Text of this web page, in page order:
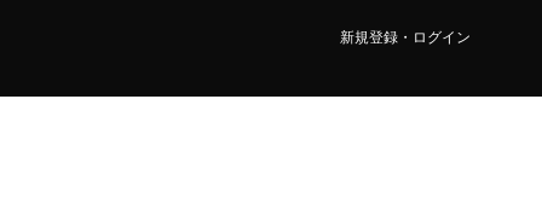
新規登録・ログイン